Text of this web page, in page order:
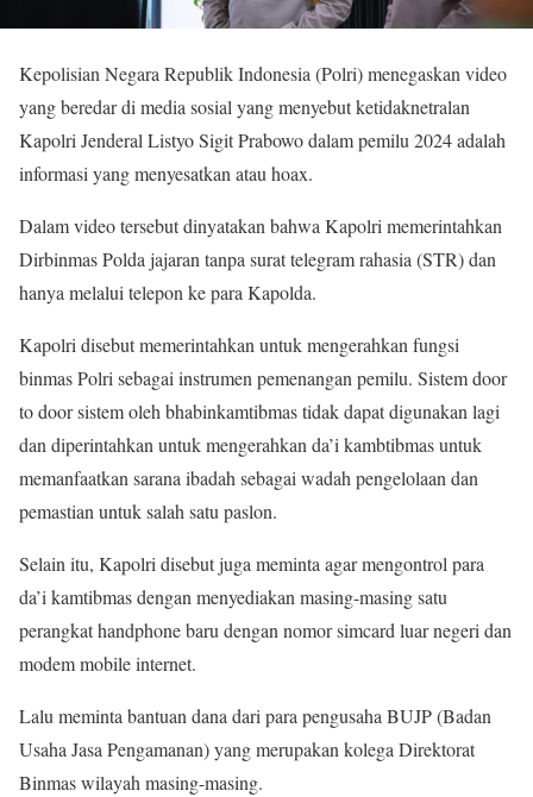
Kepolisian Negara Republik Indonesia (Polri) menegaskan video
yang beredar di media sosial yang menyebut ketidaknetralan
Kapolri Jenderal Listyo Sigit Prabowo dalam pemilu 2024 adalah
informasi yang menyesatkan atau hoax.
Dalam video tersebut dinyatakan bahwa Kapolri memerintahkan
Dirbinmas Polda jajaran tanpa surat telegram rahasia (STR) dan
hanya melalui telepon ke para Kapolda.
Kapolri disebut memerintahkan untuk mengerahkan fungsi
binmas Polri sebagai instrumen pemenangan pemilu. Sistem door
to door sistem oleh bhabinkamtibmas tidak dapat digunakan lagi
dan diperintahkan untuk mengerahkan da’i kambtibmas untuk
memanfaatkan sarana ibadah sebagai wadah pengelolaan dan
pemastian untuk salah satu paslon.
Selain itu, Kapolri disebut juga meminta agar mengontrol para
da’i kamtibmas dengan menyediakan masing-masing satu
perangkat handphone baru dengan nomor simcard luar negeri dan
modem mobile internet.
Lalu meminta bantuan dana dari para pengusaha BUJP (Badan
Usaha Jasa Pengamanan) yang merupakan kolega Direktorat
Binmas wilayah masing-masing.